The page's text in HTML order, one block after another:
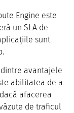
Engine este
un SLA de
sunt
avantajele
abilitatea de a
afacerea
de traficul